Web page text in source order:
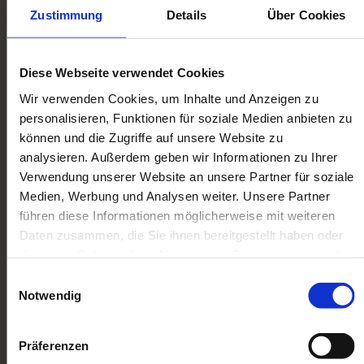
Zustimmung Details Über Cookies
Diese Webseite verwendet Cookies
Wir verwenden Cookies, um Inhalte und Anzeigen zu
personalisieren, Funktionen für soziale Medien anbieten zu
können und die Zugriffe auf unsere Website zu
analysieren. Außerdem geben wir Informationen zu Ihrer
Verwendung unserer Website an unsere Partner für soziale
Medien, Werbung und Analysen weiter. Unsere Partner
führen diese Informationen möglicherweise mit weiteren
Daten zusammen, die Sie ihnen bereitgestellt haben oder
Sie unsere Webseite weiterhin nutzen.
Notwendig
Präferenzen
UNKOMPLIZIERT, ZÜGIG
UND FAIR MODELLBAHNEN
Unser extra Service für Sie:
Bei größeren Sammlungen kommen wir gern
persönlich bei Ihnen vorbei. Bei kleineren
Sammlungen und Einzelstücken stellen wir
Ihnen das Versandmaterial und bezahlte
Paketscheine zur Verfügung.
Kontaktieren Sie uns noch heute per Telefon, E-
So einfach ist es: